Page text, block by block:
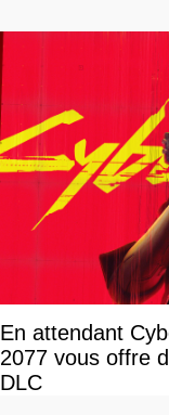
En attendant
2077 vous offre
DLC